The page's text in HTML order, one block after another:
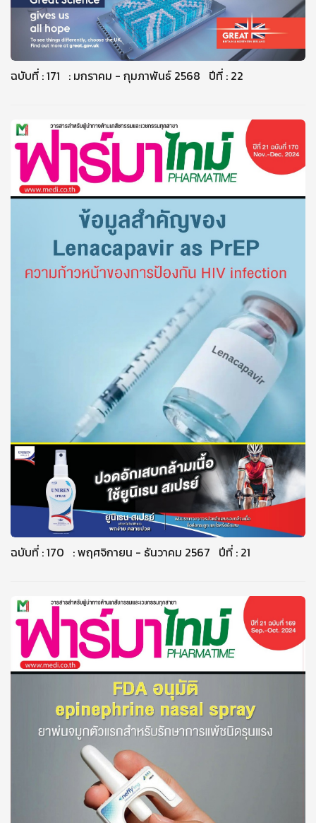
ฉบับที่ : 171 : มกราคม - กุมภาพันธ์ 2568 ปีที่ : 22
ฉบับที่ : 170 : พฤศจิกายน - ธันวาคม 2567 ปีที่ : 21